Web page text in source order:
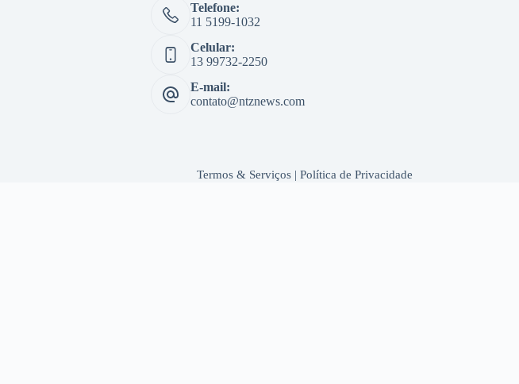
Telefone:
11 5199-1032
Celular:
13 99732-2250
E-mail:
contato@ntznews.com
Termos & Serviços| Política de Privacidade